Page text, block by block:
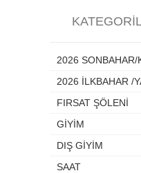
2026 SONBAHAR/
2026 İLKBAHAR /
FIRSAT ŞÖLENİ
GİYİM
DIŞ GİYİM
SAAT